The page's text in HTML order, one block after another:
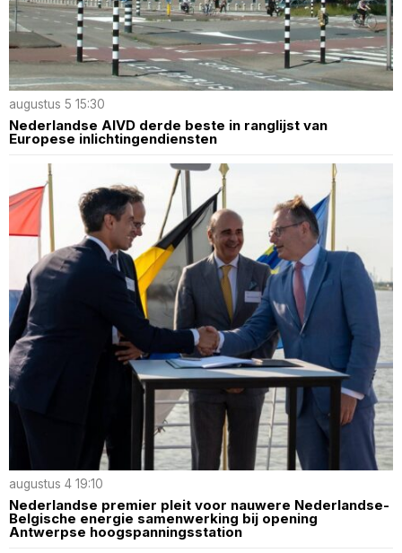
augustus 5 15:30
Nederlandse AIVD derde beste in ranglijst van
Europese inlichtingendiensten
augustus 4 19:10
Nederlandse premier pleit voor nauwere Nederlandse-
Belgische energie samenwerking bij opening
Antwerpse hoogspanningsstation